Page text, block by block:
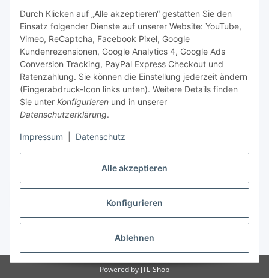
Alle akzeptieren
Konfigurieren
Ablehnen
Durch Klicken auf „Alle akzeptieren“ gestatten Sie den
Einsatz folgender Dienste auf unserer Website: YouTube,
Vimeo, ReCaptcha, Facebook Pixel, Google
Kundenrezensionen, Google Analytics 4, Google Ads
Conversion Tracking, PayPal Express Checkout und
Ratenzahlung. Sie können die Einstellung jederzeit ändern
(Fingerabdruck-Icon links unten). Weitere Details finden
Sie unter Konfigurieren und in unserer
Datenschutzerklärung.
Impressum Datenschutz
Gesetzliche Informationen
Zahlungsmöglichkeiten
* Alle Preise inkl. gesetzlicher USt., zzgl.Versand
Powered by JTL-Shop